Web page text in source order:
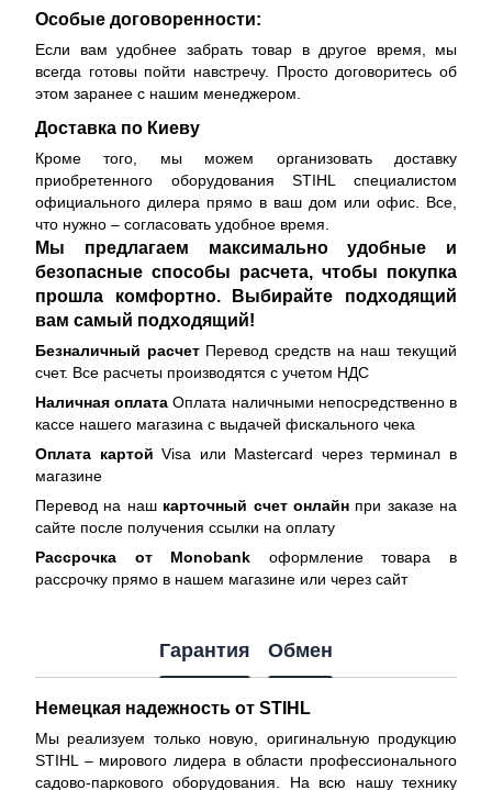
Особые договоренности:
Если вам удобнее забрать товар в другое время, мы
всегда готовы пойти навстречу. Просто договоритесь об
этом заранее с нашим менеджером.
Доставка по Киеву
Кроме того, мы можем организовать доставку
приобретенного оборудования STIHL специалистом
официального дилера прямо в ваш дом или офис. Все,
что нужно – согласовать удобное время.
Мы предлагаем максимально удобные и
безопасные способы расчета, чтобы покупка
прошла комфортно. Выбирайте подходящий
вам самый подходящий!
Безналичный расчетПеревод средств на наш текущий
счет. Все расчеты производятся с учетом НДС
Наличная оплата Оплата наличными непосредственно в
кассе нашего магазина с выдачей фискального чека
Оплата картой Visa или Mastercard через терминал в
магазине
Перевод на наш карточный счет онлайнпри заказе на
сайте после получения ссылки на оплату
Рассрочка от Monobank оформление товара в
рассрочку прямо в нашем магазине или через сайт
Гарантия Обмен
Немецкая надежность от STIHL
Мы реализуем только новую, оригинальную продукцию
STIHL – мирового лидера в области профессионального
садово-паркового оборудования. На всю нашу технику